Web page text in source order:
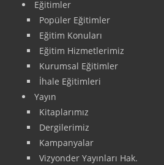
Eğitimler
Popüler Eğitimler
Eğitim Konuları
Eğitim Hizmetlerimiz
Kurumsal Eğitimler
İhale Eğitimleri
Yayın
Kitaplarımız
Dergilerimiz
Kampanyalar
Vizyonder Yayınları Hak.